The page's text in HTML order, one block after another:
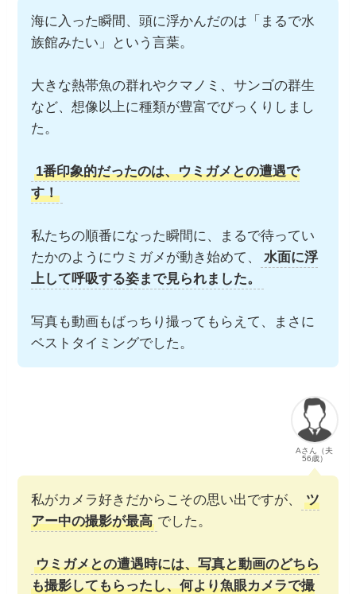
海に入った瞬間、頭に浮かんだのは「まるで水
族館みたい」という言葉。
大きな熱帯魚の群れやクマノミ、サンゴの群生
など、想像以上に種類が豊富でびっくりしまし
た。
1番印象的だったのは、ウミガメとの遭遇で
す！
私たちの順番になった瞬間に、まるで待ってい
たかのようにウミガメが動き始めて、
水面に浮
上して呼吸する姿まで見られました。
写真も動画もばっちり撮ってもらえて、まさに
ベストタイミングでした。
Aさん（夫
56歳）
私がカメラ好きだからこその思い出ですが、
ツ
アー中の撮影が最高 でした。
ウミガメとの遭遇時には、写真と動画のどちら
も撮影してもらったし、何より魚眼カメラで撮